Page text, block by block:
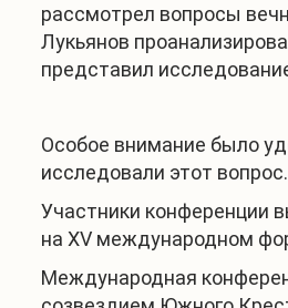
рассмотрел вопросы
Лукьянов
представил
Особое внимание было
исследовали этот
Участники конференции
на XV международном
Международная